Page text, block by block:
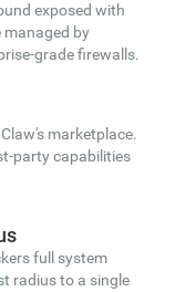
exposed with
by
grade firewalls.
marketplace.
party capabilities
full system
radius to a single